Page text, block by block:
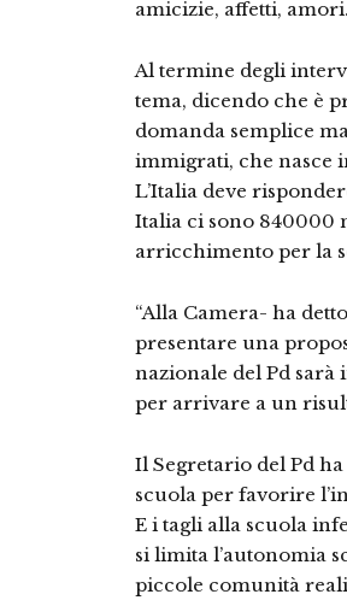
amicizie, affetti,
Al termine degli
tema, dicendo che è
domanda semplice
immigrati, che nasce
L’Italia deve
Italia ci sono 840000
arricchimento per la
“Alla Camera- ha
presentare una
nazionale del Pd
per arrivare a un
Il Segretario del Pd
scuola per favorire
E i tagli alla scuola
si limita l’autonomia
piccole comunità